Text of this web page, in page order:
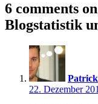
6 comments
Blogstatistik
Patrick
22. Dezember